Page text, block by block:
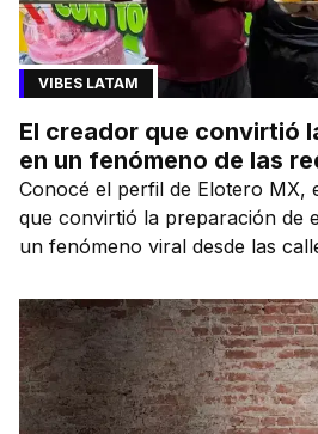
VIBES LATAM
El creador que convirtió
en un fenómeno de las
Conocé el perfil de Elotero MX,
que convirtió la preparación de
un fenómeno viral desde las